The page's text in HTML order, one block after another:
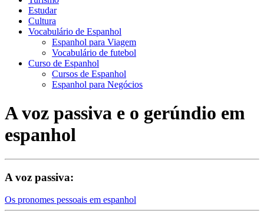
Estudar
Cultura
Vocabulário de Espanhol
Espanhol para Viagem
Vocabulário de futebol
Curso de Espanhol
Cursos de Espanhol
Espanhol para Negócios
A voz passiva e o gerúndio em
espanhol
A voz passiva:
Os pronomes pessoais em espanhol